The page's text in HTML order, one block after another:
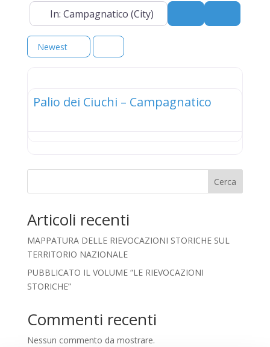
Near
Newest
Palio dei Ciuchi – Campagnatico
Cerca
Articoli recenti
MAPPATURA DELLE RIEVOCAZIONI STORICHE SUL
TERRITORIO NAZIONALE
PUBBLICATO IL VOLUME “LE RIEVOCAZIONI
STORICHE”
Commenti recenti
Nessun commento da mostrare.